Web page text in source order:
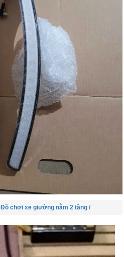
Đồ chơi xe giường nằm 2 tầng /